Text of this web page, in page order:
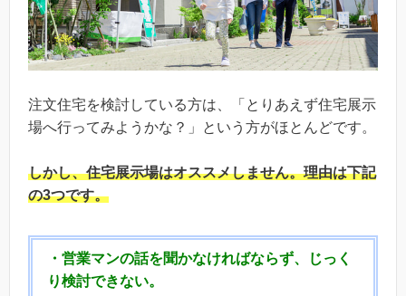
注文住宅を検討している方は、「とりあえず住宅展示
場へ行ってみようかな？」という方がほとんどです。
しかし、住宅展示場はオススメしません。理由は下記
の3つです。
・営業マンの話を聞かなければならず、じっく
り検討できない。